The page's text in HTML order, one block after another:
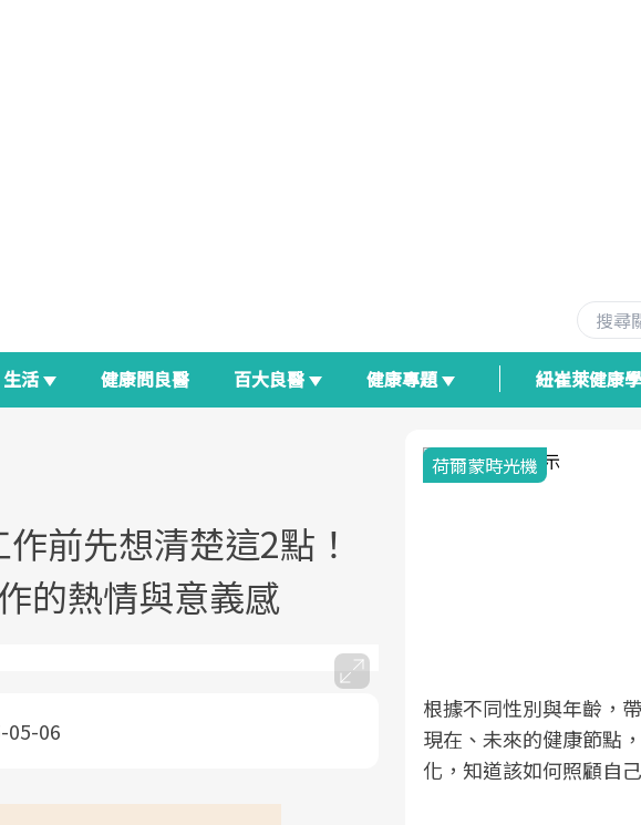
生活 健康問良醫 百大良醫 健康專題 紐崔萊健康
前先想清楚這2點！
的熱情與意義感
05-06邁向「健康照護」的新時代。隨著國家
照3.0」的推進，「預防醫學」已成全民
健康新生活」，從講座、體驗到運動，
發，透過醫學觀點與日常感受的對話，
改善行動。
荷爾蒙時光機
根據不同性別與年齡，
現在、未來的健康節點
化，知道該如何照顧自